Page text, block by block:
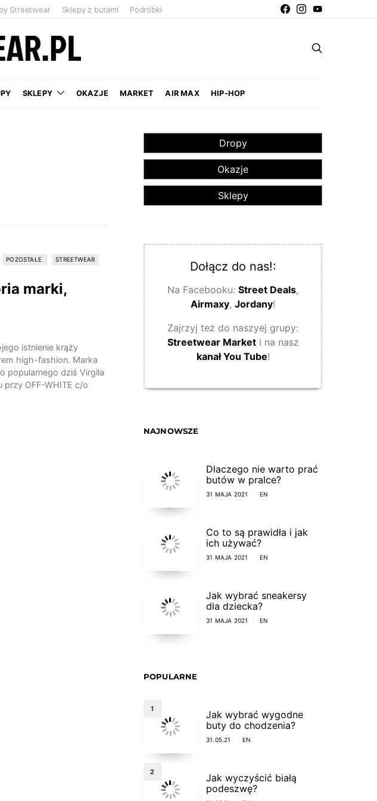
Streetwear Sklepy z butami Podróbki
SKLEPY OKAZJE MARKET AIR MAX HIP-HOP
POZOSTAŁE STREETWEAR
marki,
istnienie krąży
high-fashion. Marka
popularnego dziś Virgila
przy OFF-WHITE c/o
Dropy
Okazje
Sklepy
Dołącz do nas!:
Na Facebooku: Street Deals,
Airmaxy, Jordany!
Zajrzyj też do naszyej grupy:
Streetwear Marketi na nasz
kanał You Tube!
NAJNOWSZE
Dlaczego nie warto prać
butów w pralce?
31 MAJA 2021 EN
Co to są prawidła i jak
ich używać?
31 MAJA 2021 EN
Jak wybrać sneakersy
dla dziecka?
31 MAJA 2021 EN
POPULARNE
1
Jak wybrać wygodne
buty do chodzenia?
31.05.21 EN
2
Jak wyczyścić białą
podeszwę?